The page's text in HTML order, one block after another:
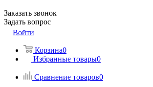
Заказать звонок
Задать вопрос
Войти
Корзина0
Избранные товары0
Сравнение товаров0